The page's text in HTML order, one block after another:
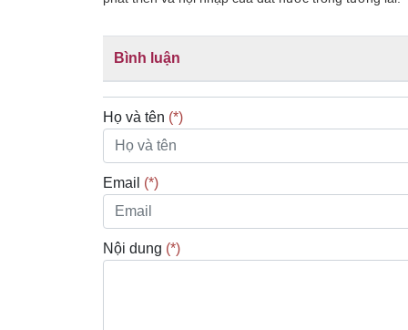
Bình luận
Họ và tên (*)
Email (*)
Nội dung (*)